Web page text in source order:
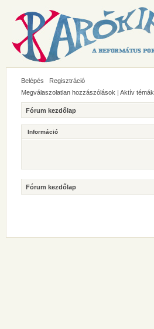
Belépés
Regisztráció
Megválaszolatlan hozzászólások | Aktív témák
Fórum kezdőlap
Információ
Fórum kezdőlap